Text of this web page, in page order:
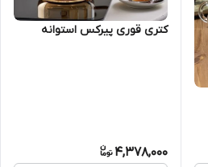
کتری قوری پیرکس استوانه
4,378,000